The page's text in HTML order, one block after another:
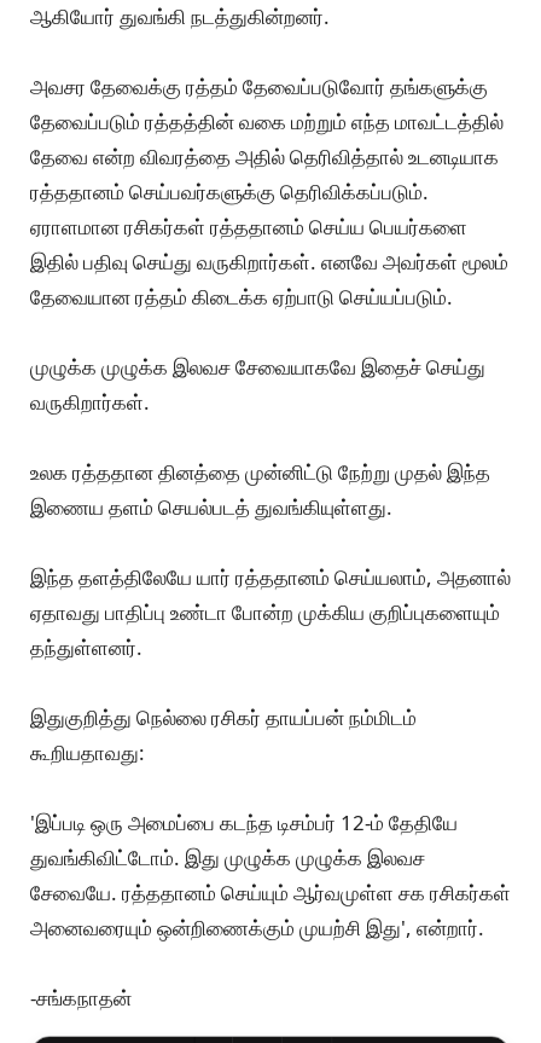
ஆகியோர் துவங்கி நடத்துகின்றனர்.
அவசர தேவைக்கு ரத்தம் தேவைப்படுவோர் தங்களுக்கு
தேவைப்படும் ரத்தத்தின் வகை மற்றும் எந்த மாவட்டத்தில்
தேவை என்ற விவரத்தை அதில் தெரிவித்தால் உடனடியாக
ரத்ததானம் செய்பவர்களுக்கு தெரிவிக்கப்படும்.
ஏராளமான ரசிகர்கள் ரத்ததானம் செய்ய பெயர்களை
இதில் பதிவு செய்து வருகிறார்கள். எனவே அவர்கள் மூலம்
தேவையான ரத்தம் கிடைக்க ஏற்பாடு செய்யப்படும்.
முழுக்க முழுக்க இலவச சேவையாகவே இதைச் செய்து
வருகிறார்கள்.
உலக ரத்ததான தினத்தை முன்னிட்டு நேற்று முதல் இந்த
இணைய தளம் செயல்படத் துவங்கியுள்ளது.
இந்த தளத்திலேயே யார் ரத்ததானம் செய்யலாம், அதனால்
ஏதாவது பாதிப்பு உண்டா போன்ற முக்கிய குறிப்புகளையும்
தந்துள்ளனர்.
இதுகுறித்து நெல்லை ரசிகர் தாயப்பன் நம்மிடம்
கூறியதாவது:
'இப்படி ஒரு அமைப்பை கடந்த டிசம்பர் 12-ம் தேதியே
துவங்கிவிட்டோம். இது முழுக்க முழுக்க இலவச
சேவையே. ரத்ததானம் செய்யும் ஆர்வமுள்ள சக ரசிகர்கள்
அனைவரையும் ஒன்றிணைக்கும் முயற்சி இது', என்றார்.
-சங்கநாதன்